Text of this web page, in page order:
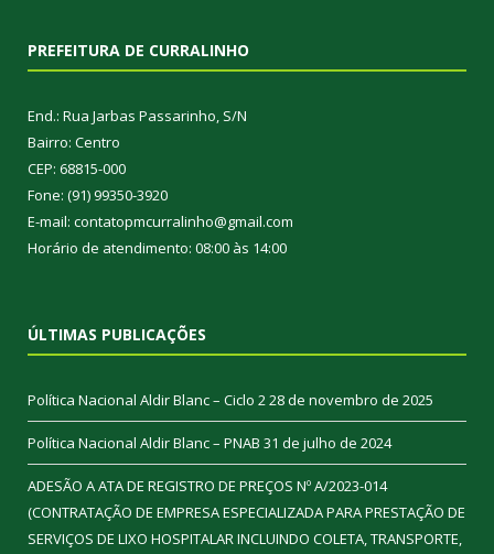
PREFEITURA DE CURRALINHO
End.: Rua Jarbas Passarinho, S/N
Bairro: Centro
CEP: 68815-000
Fone: (91) 99350-3920
E-mail: contatopmcurralinho@gmail.com
Horário de atendimento: 08:00 às 14:00
ÚLTIMAS PUBLICAÇÕES
Política Nacional Aldir Blanc – Ciclo 228 de novembro de 2025
Política Nacional Aldir Blanc – PNAB 31 de julho de 2024
ADESÃO A ATA DE REGISTRO DE PREÇOS Nº A/2023-014
(CONTRATAÇÃO DE EMPRESA ESPECIALIZADA PARA PRESTAÇÃO DE
SERVIÇOS DE LIXO HOSPITALAR INCLUINDO COLETA, TRANSPORTE,